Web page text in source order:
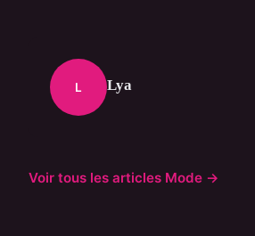
L Lya
Voir tous les articles Mode →